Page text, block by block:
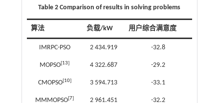
Table 2 Comparison of results in solving problems
算法 负载/kW 用户综合满意度
IMRPC-PSO 2 434.919 -32.8
MOPSO[13] 4 322.687 -29.2
CMOPSO[10] 3 594.713 -33.1
MMMOPSO[7] 2 961.451 -32.2